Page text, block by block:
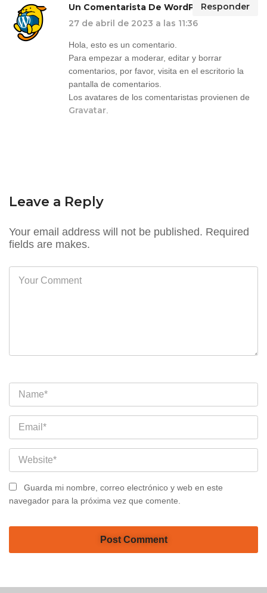
Un Comentarista De WordPress
27 de abril de 2023 a las 11:36
Hola, esto es un comentario.
Para empezar a moderar, editar y borrar
comentarios, por favor, visita en el escritorio la
pantalla de comentarios.
Los avatares de los comentaristas provienen de
Gravatar
Responder
Leave a Reply
Your email address will not be published. Required
fields are makes.
Guarda mi nombre, correo electrónico y web en este
navegador para la próxima vez que comente.